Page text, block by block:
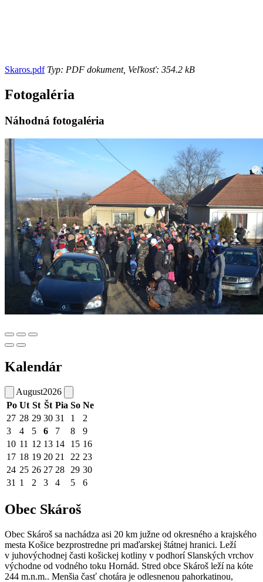
Skaros.pdfTyp: PDF dokument, Veľkosť: 354.2 kB
Fotogaléria
Náhodná fotogaléria
Kalendár
August2026
Po Ut St Št Pia So Ne
27 28 29 30 31 1
2
3
4 5 6 7 8
9
10 11 12 13 14 15 16
17 18 19 20 21 22 23
24 25 26 27 28 29 30
31 1 2 3 4 5 6
Obec Skároš
Obec Skároš sa nachádza asi 20 km južne od okresného a krajského
mesta Košice bezprostredne pri maďarskej štátnej hranici. Leží
v juhovýchodnej časti košickej kotliny v podhorí Slanských vrchov
východne od vodného toku Hornád. Stred obce Skároš leží na kóte
244 m.n.m.. Menšia časť chotára je odlesnenou pahorkatinou,